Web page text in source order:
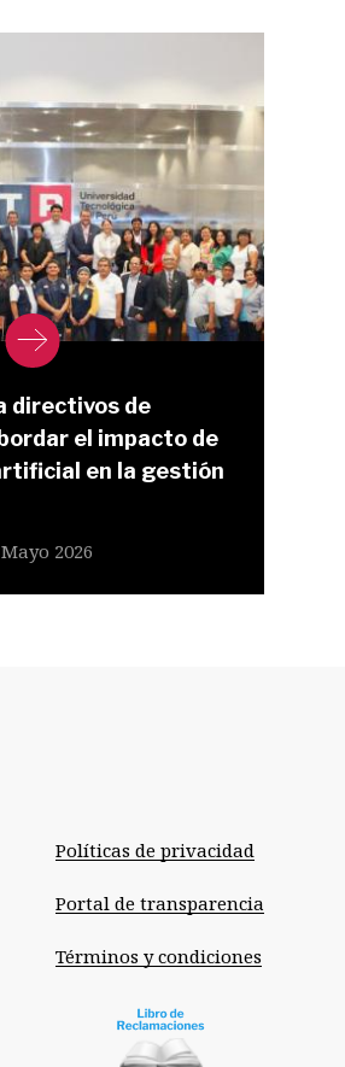
directivos de
el impacto de
en la gestión
2026
Políticas de privacidad
Portal de transparencia
Términos y condiciones